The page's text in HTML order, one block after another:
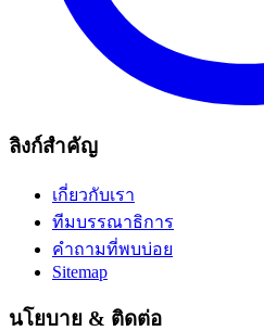
ลิงก์สำคัญ
เกี่ยวกับเรา
ทีมบรรณาธิการ
คำถามที่พบบ่อย
Sitemap
นโยบาย & ติดต่อ